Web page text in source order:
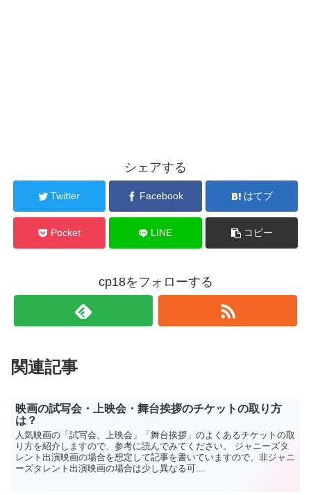
シェアする
Twitter Facebook はてブ
Pocket LINE コピー
cp18をフォローする
関連記事
映画の試写会・上映会・舞台挨拶のチケットの取り方
は？
人気映画の「試写会、上映会」「舞台挨拶」のよくあるチケットの取
り方を紹介しますので、参考に読んでみてください。 ジャニーズタ
レント出演映画の場合を想定して記事を書いていますので、非ジャニ
ーズタレント出演映画の場合は少し異なる可...